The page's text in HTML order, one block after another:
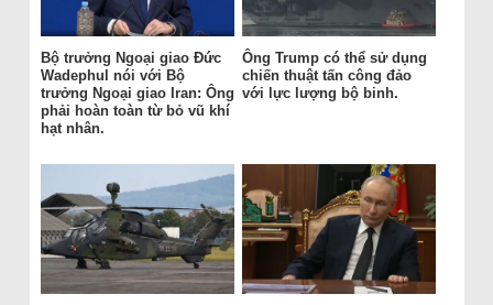
Bộ trưởng Ngoại giao Đức
Wadephul nói với Bộ
trưởng Ngoại giao Iran: Ông
phải hoàn toàn từ bỏ vũ khí
hạt nhân.
Ông Trump có thể sử dụng
chiến thuật tấn công đảo
với lực lượng bộ binh.